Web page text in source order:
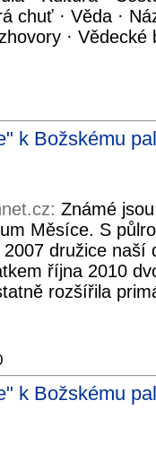
chuť · Věda ·
·
k Božskému
Známé
Měsíce. S
družice naší
října 2010
rozšířila
k Božskému